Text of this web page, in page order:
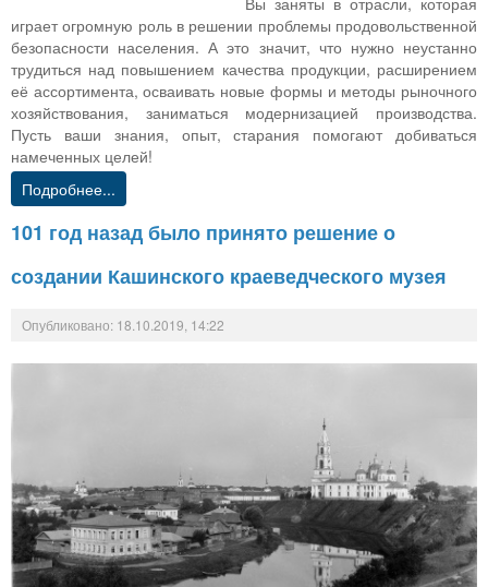
играет огромную роль в решении проблемы продовольственной
безопасности населения. А это значит, что нужно неустанно
трудиться над повышением качества продукции, расширением
её ассортимента, осваивать новые формы и методы рыночного
хозяйствования, заниматься модернизацией производства.
Пусть ваши знания, опыт, старания помогают добиваться
намеченных целей!
Подробнее...
101 год назад было принято решение о
создании Кашинского краеведческого музея
Опубликовано: 18.10.2019, 14:22